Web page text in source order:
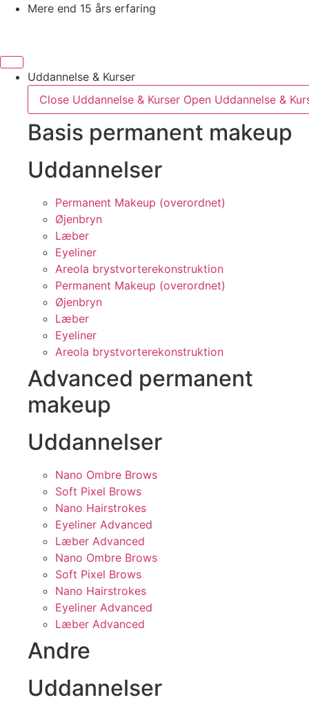
Mere end 15 års erfaring
Uddannelse & Kurser
Close Uddannelse & Kurser Open Uddannelse &
Basis permanent makeup
Uddannelser
Permanent Makeup (overordnet)
Øjenbryn
Læber
Eyeliner
Areola brystvorterekonstruktion
Permanent Makeup (overordnet)
Øjenbryn
Læber
Eyeliner
Areola brystvorterekonstruktion
Advanced permanent
makeup
Uddannelser
Nano Ombre Brows
Soft Pixel Brows
Nano Hairstrokes
Eyeliner Advanced
Læber Advanced
Nano Ombre Brows
Soft Pixel Brows
Nano Hairstrokes
Eyeliner Advanced
Læber Advanced
Andre
Uddannelser